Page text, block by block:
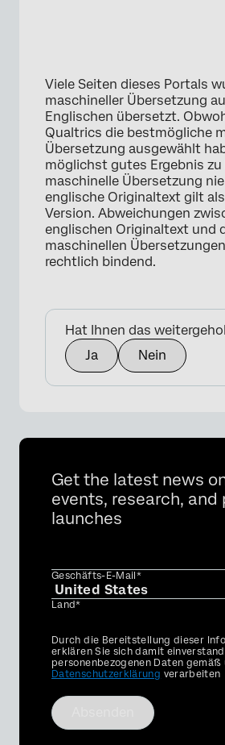
Viele Seiten dieses Portals
maschineller Übersetzung
Englischen übersetzt.
Qualtrics die bestmögliche
Übersetzung ausgewählt
möglichst gutes Ergebnis
maschinelle Übersetzung
englische Originaltext gilt
Version. Abweichungen
englischen Originaltext und
maschinellen
rechtlich bindend.
Hat Ihnen das
Ja
Nein
Get the latest news
events, research,
launches
Geschäfts-E-Mail*
Land*
Privacy
Optin
Durch die Bereitstellung dieser
erklären Sie sich damit
personenbezogenen Daten gemäß
Datenschutzerklärung verarbeiten